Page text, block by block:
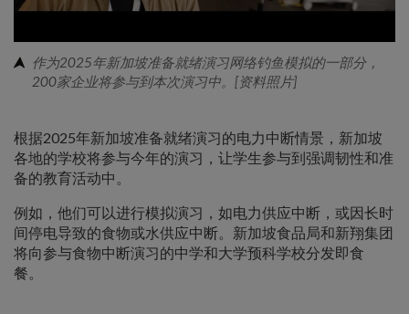
作为2025年新加坡准备就绪演习网络钓鱼模拟的一部分，
200家企业将参与到本次演习中。[资料照片]
根据2025年新加坡准备就绪演习的电力中断情景，新加坡
各地的学校将参与今年的演习，让学生参与到强调韧性和准
备的教育活动中。
例如，他们可以进行模拟演习，如电力供应中断，或因长时
间停电导致的食物或水供应中断。新加坡食品局和新翔集团
将向参与食物中断演习的中学和大学预科学校分发即食
餐。